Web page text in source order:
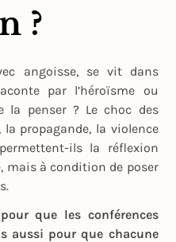
?
angoisse, se vit dans
par l’héroïsme ou
la penser ? Le choc des
propagande, la violence
ils la réflexion
mais à condition de poser
que les conférences
aussi pour que chacune